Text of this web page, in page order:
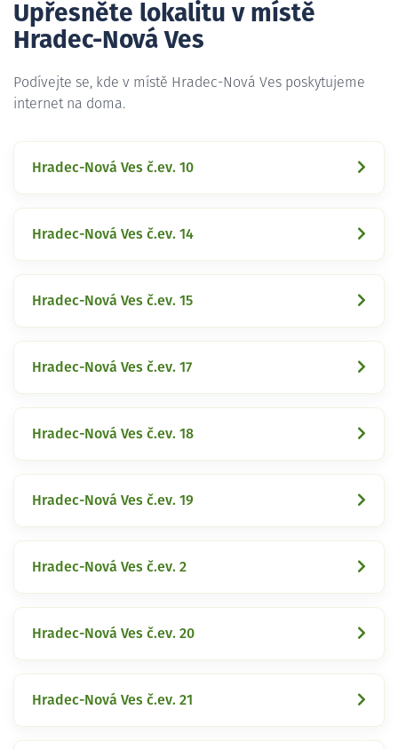
Upřesněte lokalitu v místě
Hradec-Nová Ves
Podívejte se, kde v místě Hradec-Nová Ves poskytujeme
internet na doma.
Hradec-Nová Ves č.ev. 10
Hradec-Nová Ves č.ev. 14
Hradec-Nová Ves č.ev. 15
Hradec-Nová Ves č.ev. 17
Hradec-Nová Ves č.ev. 18
Hradec-Nová Ves č.ev. 19
Hradec-Nová Ves č.ev. 2
Hradec-Nová Ves č.ev. 20
Hradec-Nová Ves č.ev. 21